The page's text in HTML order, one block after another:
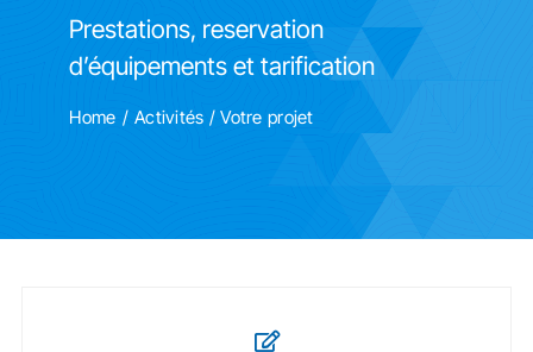
R&D
Actualités
Prestations, reservation
d’équipements et tarification
Home Activités /Votre projet